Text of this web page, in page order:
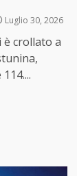
Luglio 30, 2026
è crollato a